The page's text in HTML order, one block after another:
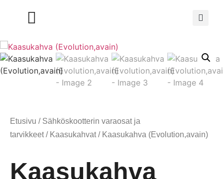
Etusivu / Sähköskootterin varaosat ja
tarvikkeet/ Kaasukahvat/ Kaasukahva (Evolution,avain)
Kaasukahva